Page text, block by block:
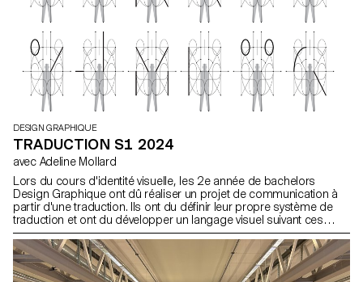
directeur artistique, designer, photographe, styliste, illustrateur,
typographe, rédacteur en chef, et secrétaire de rédaction. Ce
cours met en avant le design éditorial contemporain en explorant
le potentiel narratif d'une séquence de contenu maîtrisé.
DESIGN GRAPHIQUE
TRADUCTION S1 2024
avec Adeline Mollard
Lors du cours d'identité visuelle, les 2e année de bachelors
Design Graphique ont dû réaliser un projet de communication à
partir d'une traduction. Ils ont du définir leur propre système de
traduction et ont du développer un langage visuel suivant ces
règles.